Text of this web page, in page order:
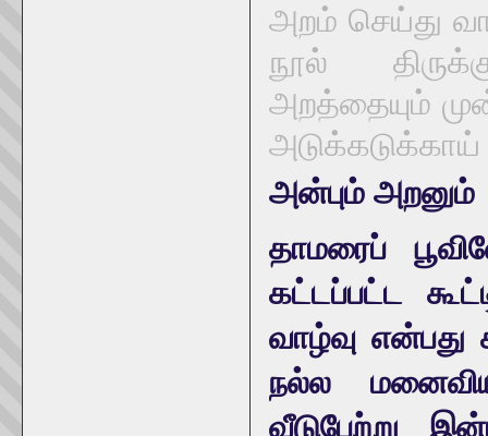
அறம் செய்து
நூல்
அறத்தையும்
அடுக்கடுக்காய்
அன்பும் அறனும்
தாமரைப்
கட்டப்பட்ட
வாழ்வு
நல்ல
வீடுபேற்று